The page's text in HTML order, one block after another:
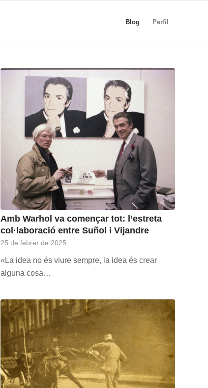
Blog Perfil
Amb Warhol va començar tot: l’estreta
col·laboració entre Suñol i Vijandre
25 de febrer de 2025
«La idea no és viure sempre, la idea és crear
alguna cosa…